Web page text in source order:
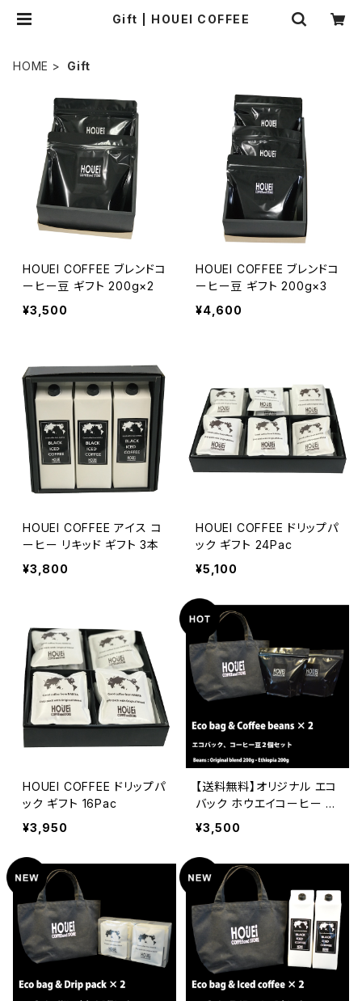
Gift | HOUEI COFFEE
HOME Gift
HOUEI COFFEE ブレンドコ
ーヒー豆 ギフト 200g×2
¥3,500
HOUEI COFFEE ブレンドコ
ーヒー豆 ギフト 200g×3
¥4,600
HOUEI COFFEE アイス コ
ーヒー リキッド ギフト 3本
¥3,800
HOUEI COFFEE ドリップパ
ック ギフト 24Pac
¥5,100
HOUEI COFFEE ドリップパ
ック ギフト 16Pac
¥3,950
【送料無料】オリジナル エコ
バック ホウエイコーヒー ブ
レンド 200g ETHIOPIA エ
チオピア シダモG２ 200g
セット
¥3,500